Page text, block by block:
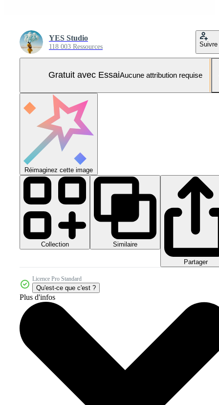
YES Studio
118 003 Ressources Suivre
Gratuit avec EssaiAucune attribution requise
Réimaginez cette image
Collection Similaire
Partager
Licence Pro Standard
Qu'est-ce que c'est ?
Plus d'infos